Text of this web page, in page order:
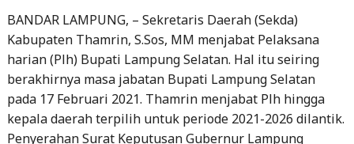
(Plh)
Kepada
8
Sekda
Kabupaten/Kota"
BANDAR LAMPUNG, – Sekretaris Daerah (Sekda)
Kabupaten Thamrin, S.Sos, MM menjabat Pelaksana
harian (Plh) Bupati Lampung Selatan. Hal itu seiring
berakhirnya masa jabatan Bupati Lampung Selatan
pada 17 Februari 2021. Thamrin menjabat Plh hingga
kepala daerah terpilih untuk periode 2021-2026 dilantik.
Penyerahan Surat Keputusan Gubernur Lampung